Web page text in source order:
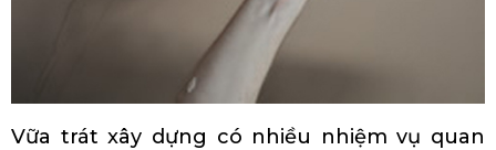
Vữa trát xây dựng có nhiều nhiệm vụ quan